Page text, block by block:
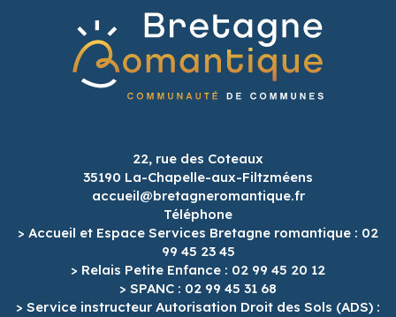
22, rue des Coteaux
35190 La-Chapelle-aux-Filtzméens
accueil@bretagneromantique.fr
Téléphone
> Accueil et Espace Services Bretagne romantique : 02
99 45 23 45
> Relais Petite Enfance : 02 99 45 20 12
> SPANC : 02 99 45 31 68
> Service instructeur Autorisation Droit des Sols (ADS) :